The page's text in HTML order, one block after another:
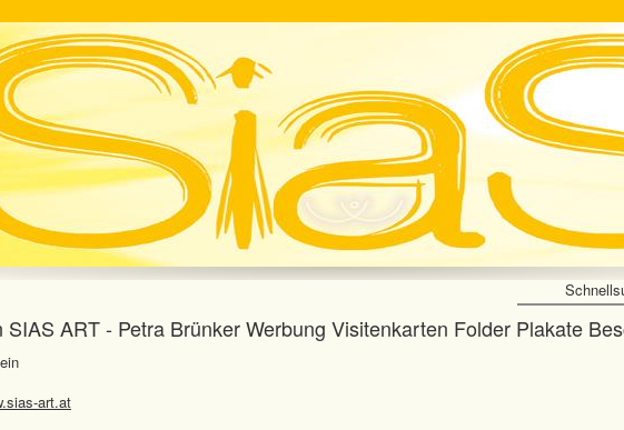
ART - Petra Brünker Werbung Visitenkarten Folder Plakate
art.at